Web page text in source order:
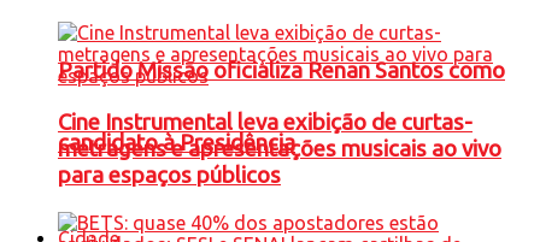
Partido Missão oficializa Renan Santos como
candidato à Presidência
Cine Instrumental leva exibição de curtas-
metragens e apresentações musicais ao vivo
para espaços públicos